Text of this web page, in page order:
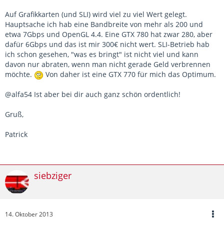
Auf Grafikkarten (und SLI) wird viel zu viel Wert gelegt.
Hauptsache ich hab eine Bandbreite von mehr als 200 und
etwa 7Gbps und OpenGL 4.4. Eine GTX 780 hat zwar 280, aber
dafür 6Gbps und das ist mir 300€ nicht wert. SLI-Betrieb hab
ich schon gesehen, "was es bringt" ist nicht viel und kann
davon nur abraten, wenn man nicht gerade Geld verbrennen
möchte.
Von daher ist eine GTX 770 für mich das Optimum.
@alfa54 Ist aber bei dir auch ganz schön ordentlich!
Gruß,
Patrick
siebziger
14. Oktober 2013